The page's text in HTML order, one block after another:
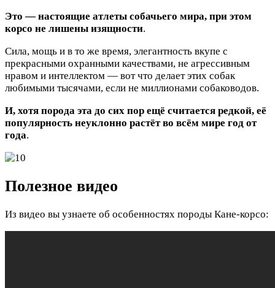
Это — настоящие атлеты собачьего мира, при этом
корсо не лишены изящности.
Сила, мощь и в то же время, элегантность вкупе с
прекрасными охранными качествами, не агрессивным
нравом и интеллектом — вот что делает этих собак
любимыми тысячами, если не миллионами собаководов.
И, хотя порода эта до сих пор ещё считается редкой, её
популярность неуклонно растёт во всём мире год от
года.
Полезное видео
Из видео вы узнаете об особенностях породы Кане-корсо: